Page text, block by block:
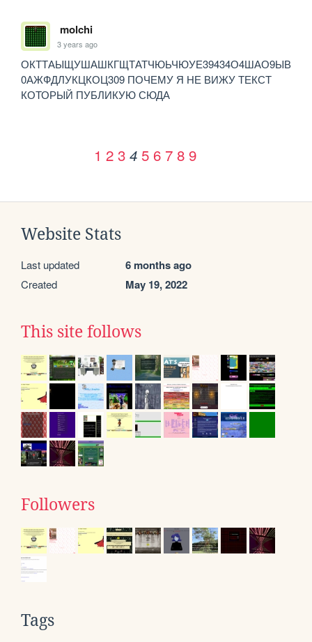
molchi
3 years ago
ОКТТАЫЩУШАШКГЩТАТЧЮЬЧЮУЕ39434О4ШАО9ЫВ
0АЖФДЛУКЦКОЦ309 ПОЧЕМУ Я НЕ ВИЖУ ТЕКСТ
КОТОРЫЙ ПУБЛИКУЮ СЮДА
1 2 3 4 5 6 7 8 9
Website Stats
Last updated 6 months ago
Created May 19, 2022
This site follows
Followers
Tags